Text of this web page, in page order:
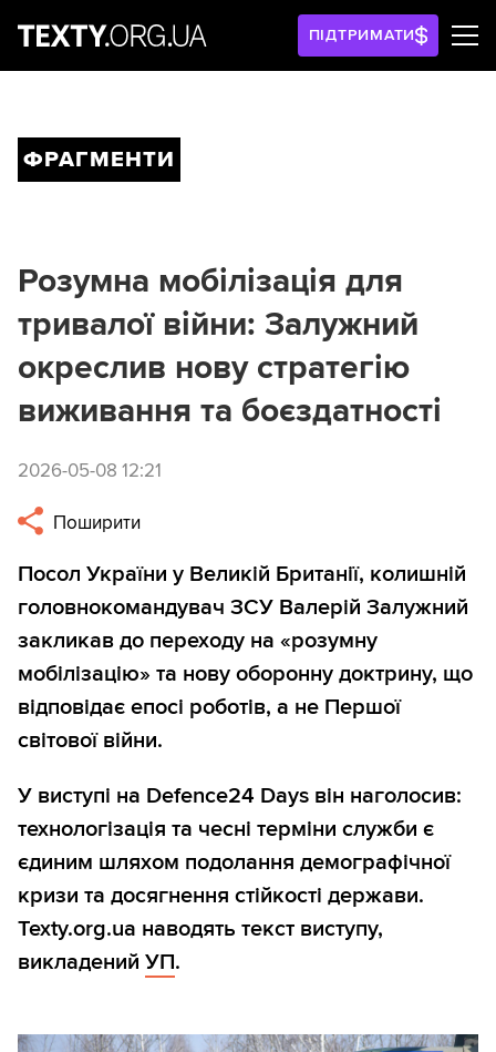
ПІДТРИМАТИ
ФРАГМЕНТИ
Розумна мобілізація для
тривалої війни: Залужний
окреслив нову стратегію
виживання та боєздатності
2026-05-08 12:21
Поширити
Посол України у Великій Британії, колишній
головнокомандувач ЗСУ Валерій Залужний
закликав до переходу на «розумну
мобілізацію» та нову оборонну доктрину, що
відповідає епосі роботів, а не Першої
світової війни.
У виступі на Defence24 Days він наголосив:
технологізація та чесні терміни служби є
єдиним шляхом подолання демографічної
кризи та досягнення стійкості держави.
Texty.org.ua наводять текст виступу,
викладений УП.